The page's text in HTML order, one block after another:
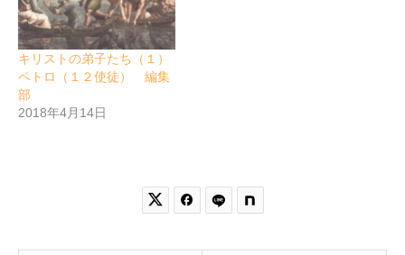
キリストの弟子たち（１）
ペトロ（１２使徒） 編集
部
2018年4月14日
 